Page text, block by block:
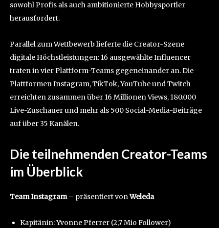
sowohl Profis als auch ambitionierte Hobbysportler
herausfordert.
Parallel zum Wettbewerb lieferte die Creator-Szene
digitale Höchstleistungen: 16 ausgewählte Influencer
traten in vier Plattform-Teams gegeneinander an. Die
Plattformen Instagram, TikTok, YouTube und Twitch
erreichten zusammen über 16 Millionen Views, 180.000
Live-Zuschauer und mehr als 500 Social-Media-Beiträge
auf über 35 Kanälen.
Die teilnehmenden Creator-Teams
im Überblick
Team Instagram– präsentiert vonWeleda
Kapitänin: Yvonne Pferrer (2,7 Mio Follower)